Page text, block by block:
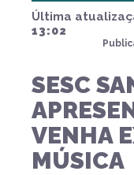
Última
13:02
SESC
VENHA
MÚSICA